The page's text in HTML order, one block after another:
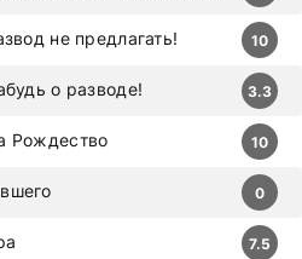
7.5
0
Рождество 10
о разводе! 3.3
не предлагать! 10